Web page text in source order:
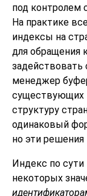
под контролем
На практике
индексы на
для обращения
менеджер
существующих
структуру
одинаковый
но эти
Индекс по сути
некоторых